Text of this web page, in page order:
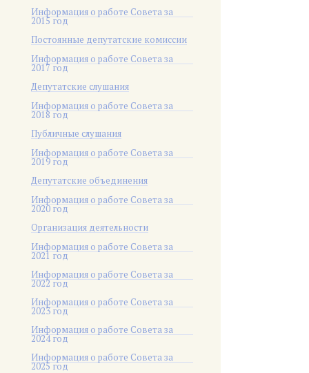
Информация о работе Совета за
2015 год
Постоянные депутатские комиссии
Информация о работе Совета за
2017 год
Депутатские слушания
Информация о работе Совета за
2018 год
Публичные слушания
Информация о работе Совета за
2019 год
Депутатские объединения
Информация о работе Совета за
2020 год
Организация деятельности
Информация о работе Совета за
2021 год
Информация о работе Совета за
2022 год
Информация о работе Совета за
2023 год
Информация о работе Совета за
2024 год
Информация о работе Совета за
2025 год